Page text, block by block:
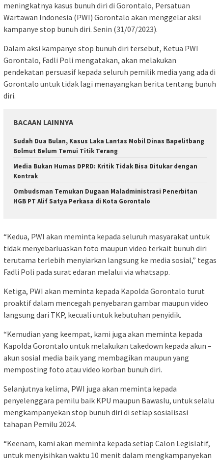
meningkatnya kasus bunuh diri di Gorontalo, Persatuan
Wartawan Indonesia (PWI) Gorontalo akan menggelar aksi
kampanye stop bunuh diri. Senin (31/07/2023).
Dalam aksi kampanye stop bunuh diri tersebut, Ketua PWI
Gorontalo, Fadli Poli mengatakan, akan melakukan
pendekatan persuasif kepada seluruh pemilik media yang ada di
Gorontalo untuk tidak lagi menayangkan berita tentang bunuh
diri.
BACAAN LAINNYA
Sudah Dua Bulan, Kasus Laka Lantas Mobil Dinas Bapelitbang
Bolmut Belum Temui Titik Terang
Media Bukan Humas DPRD: Kritik Tidak Bisa Ditukar dengan
Kontrak
Ombudsman Temukan Dugaan Maladministrasi Penerbitan
HGB PT Alif Satya Perkasa di Kota Gorontalo
“Kedua, PWI akan meminta kepada seluruh masyarakat untuk
tidak menyebarluaskan foto maupun video terkait bunuh diri
terutama terlebih menyiarkan langsung ke media sosial,” tegas
Fadli Poli pada surat edaran melalui via whatsapp.
Ketiga, PWI akan meminta kepada Kapolda Gorontalo turut
proaktif dalam mencegah penyebaran gambar maupun video
langsung dari TKP, kecuali untuk kebutuhan penyidik.
“Kemudian yang keempat, kami juga akan meminta kepada
Kapolda Gorontalo untuk melakukan takedown kepada akun –
akun sosial media baik yang membagikan maupun yang
memposting foto atau video korban bunuh diri.
Selanjutnya kelima, PWI juga akan meminta kepada
penyelenggara pemilu baik KPU maupun Bawaslu, untuk selalu
mengkampanyekan stop bunuh diri di setiap sosialisasi
tahapan Pemilu 2024.
“Keenam, kami akan meminta kepada setiap Calon Legislatif,
untuk menyisihkan waktu 10 menit dalam mengkampanyekan